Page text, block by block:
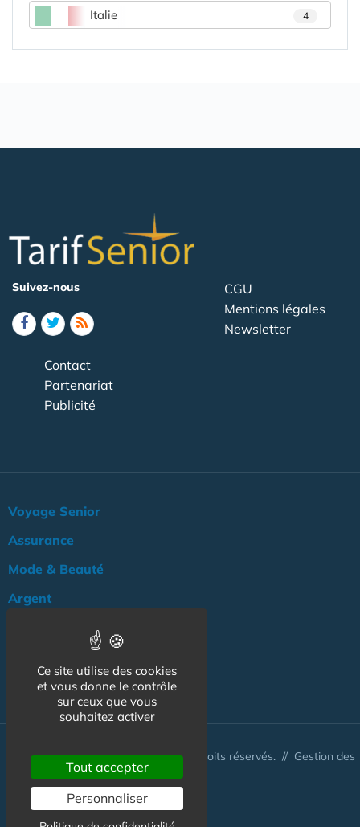
Italie 4
Suivez-nous
CGU
Mentions légales
Newsletter
Contact
Partenariat
Publicité
Voyage Senior
Assurance
Mode & Beauté
Argent
Loisir & Culture
NOS AUTRES SITES :
© www.tarif-senior.com 2026 - Tous droits réservés. // Gestion des
Ce site utilise des cookies
et vous donne le contrôle
sur ceux que vous
souhaitez activer
Tout accepter
Personnaliser